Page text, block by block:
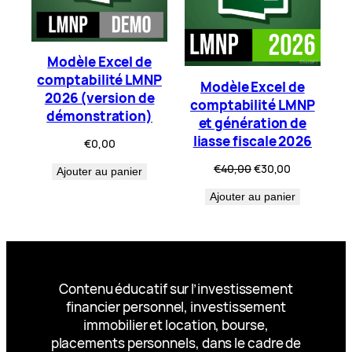
Modèle Excel de
comptabilité LMNP
2026 (version de
démonstration)
€0,00
Ajouter au panier
Modèle Excel de
comptabilité LMNP
et génération de
liasse fiscale 2026
€40,00Le
initial
€30,00
actuel
Ajouter au panier
Contenu éducatif sur l’investissement
financier personnel, investissement
immobilier et location, bourse,
placements personnels, dans le cadre de